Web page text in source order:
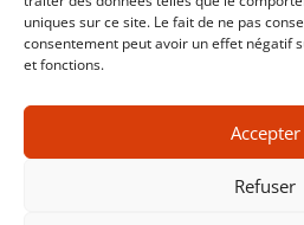
uniques sur ce site. Le fait de ne pas
consentement peut avoir un effet négatif
et fonctions.
Accepter
Refuser